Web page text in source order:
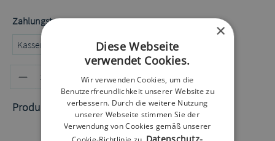
Zahlungstypauswählen
Kassenrezept
Privatrezept Selbstzahler
In den Warenkorb
Produktnummer:60072166.2
×
Diese Webseite
verwendet Cookies.
Wir verwenden Cookies, um die
Benutzerfreundlichkeit unserer Website zu
verbessern. Durch die weitere Nutzung
unserer Webseite stimmen Sie der
Verwendung von Cookies gemäß unserer
Datenschutz-